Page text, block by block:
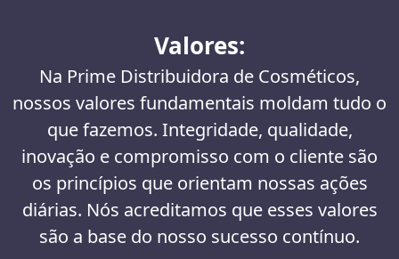
Valores:
Na Prime Distribuidora de Cosméticos,
nossos valores fundamentais moldam tudo o
que fazemos. Integridade, qualidade,
inovação e compromisso com o cliente são
os princípios que orientam nossas ações
diárias. Nós acreditamos que esses valores
são a base do nosso sucesso contínuo.